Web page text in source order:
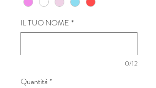
IL TUO NOME *
0/12
Quantità *